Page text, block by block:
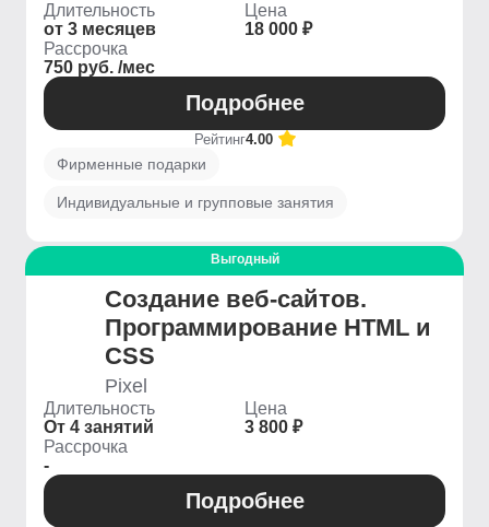
Длительность
от 3 месяцев
Цена
18 000 ₽
Рассрочка
750 руб. /мес
Подробнее
Рейтинг4.00
Фирменные подарки
Индивидуальные и групповые занятия
Выгодный
Создание веб-сайтов.
Программирование HTML и
CSS
Pixel
Длительность
От 4 занятий
Цена
3 800 ₽
Рассрочка
-
Подробнее